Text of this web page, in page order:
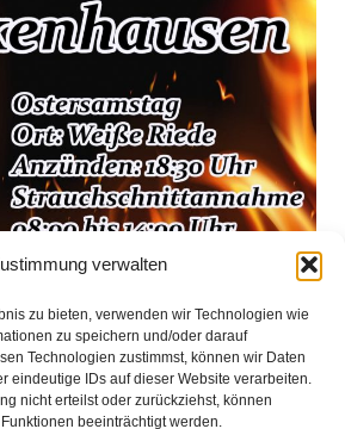
verwalten
zu bieten, verwenden wir Technologien wie
zu speichern und/oder darauf
Technologien zustimmst, können wir Daten
eindeutige IDs auf dieser Website verarbeiten.
nicht erteilst oder zurückziehst, können
beeinträchtigt werden.
am Ostersamstag